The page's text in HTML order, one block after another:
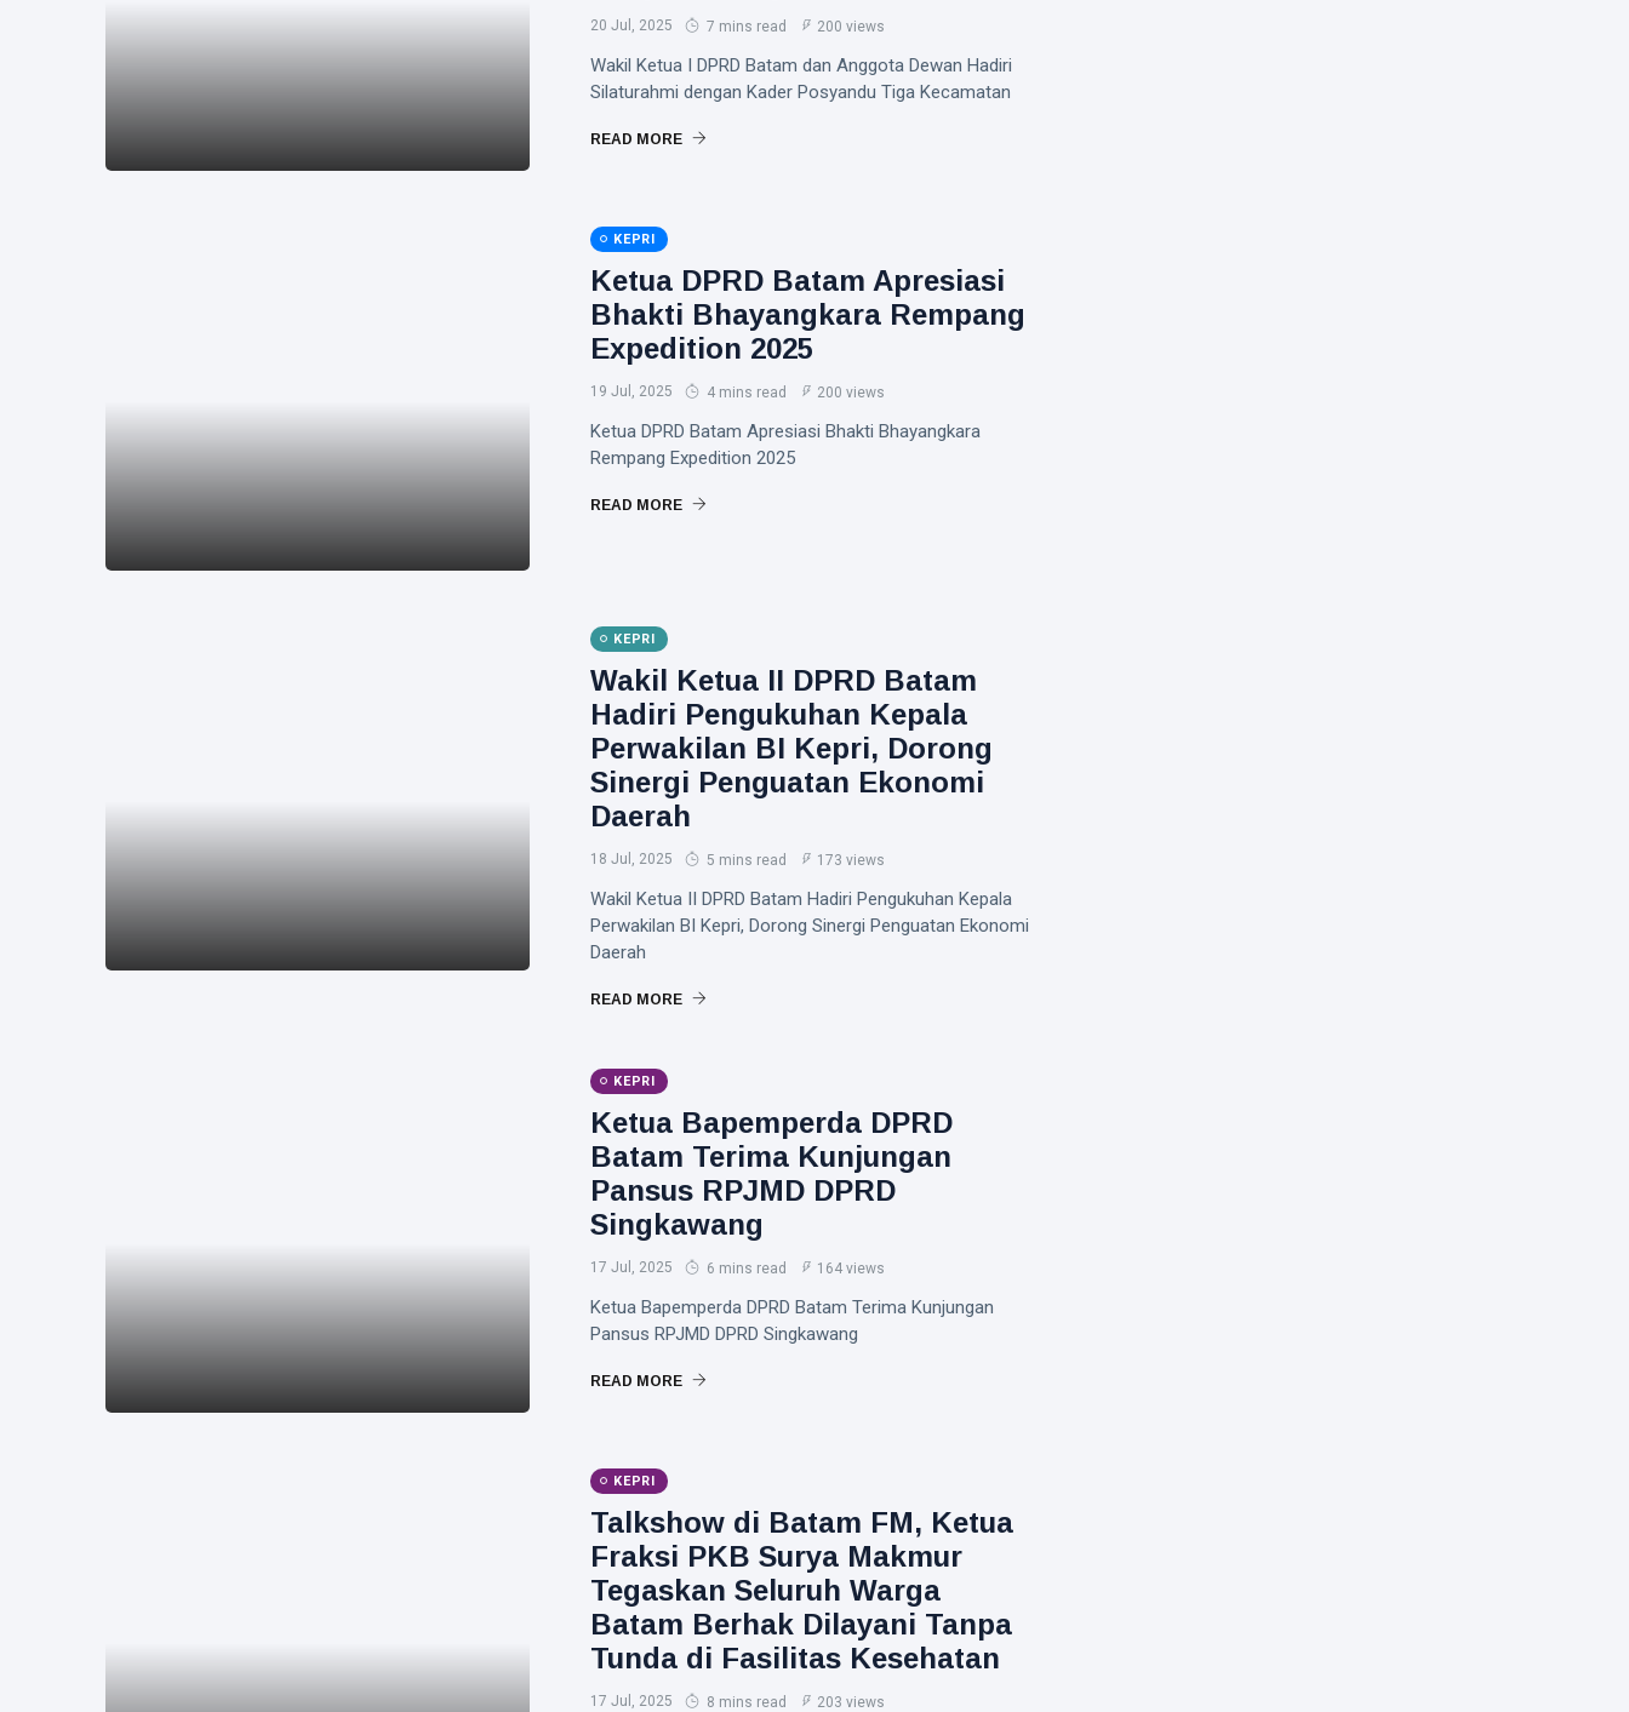
20 Jul, 2025 7 mins read 200 views
Wakil Ketua I DPRD Batam dan Anggota Dewan Hadiri
Silaturahmi dengan Kader Posyandu Tiga Kecamatan
READ MORE
KEPRI
Ketua DPRD Batam Apresiasi
Bhakti Bhayangkara Rempang
Expedition 2025
19 Jul, 2025 4 mins read 200 views
Ketua DPRD Batam Apresiasi Bhakti Bhayangkara
Rempang Expedition 2025
READ MORE
KEPRI
Wakil Ketua II DPRD Batam
Hadiri Pengukuhan Kepala
Perwakilan BI Kepri, Dorong
Sinergi Penguatan Ekonomi
Daerah
18 Jul, 2025 5 mins read 173 views
Wakil Ketua II DPRD Batam Hadiri Pengukuhan Kepala
Perwakilan BI Kepri, Dorong Sinergi Penguatan Ekonomi
Daerah
READ MORE
KEPRI
Ketua Bapemperda DPRD
Batam Terima Kunjungan
Pansus RPJMD DPRD
Singkawang
17 Jul, 2025 6 mins read 164 views
Ketua Bapemperda DPRD Batam Terima Kunjungan
Pansus RPJMD DPRD Singkawang
READ MORE
KEPRI
Talkshow di Batam FM, Ketua
Fraksi PKB Surya Makmur
Tegaskan Seluruh Warga
Batam Berhak Dilayani Tanpa
Tunda di Fasilitas Kesehatan
17 Jul, 2025 8 mins read 203 views